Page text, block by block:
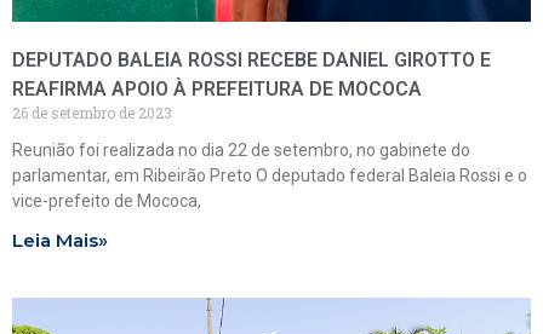
DEPUTADO BALEIA ROSSI RECEBE DANIEL GIROTTO E
REAFIRMA APOIO À PREFEITURA DE MOCOCA
26 de setembro de 2023
Reunião foi realizada no dia 22 de setembro, no gabinete do
parlamentar, em Ribeirão Preto O deputado federal Baleia Rossi e o
vice-prefeito de Mococa,
Leia Mais»